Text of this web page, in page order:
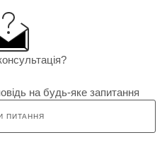
на будь-яке запитання
ПИТАННЯ